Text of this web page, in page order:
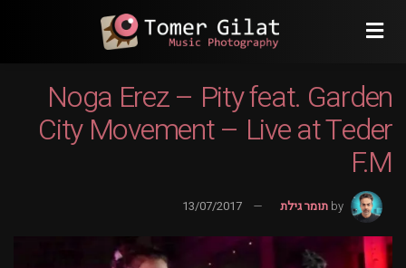
Noga Erez – Pity feat. Garden
City Movement – Live at Teder
F.M
by תומר גילת 13/07/2017